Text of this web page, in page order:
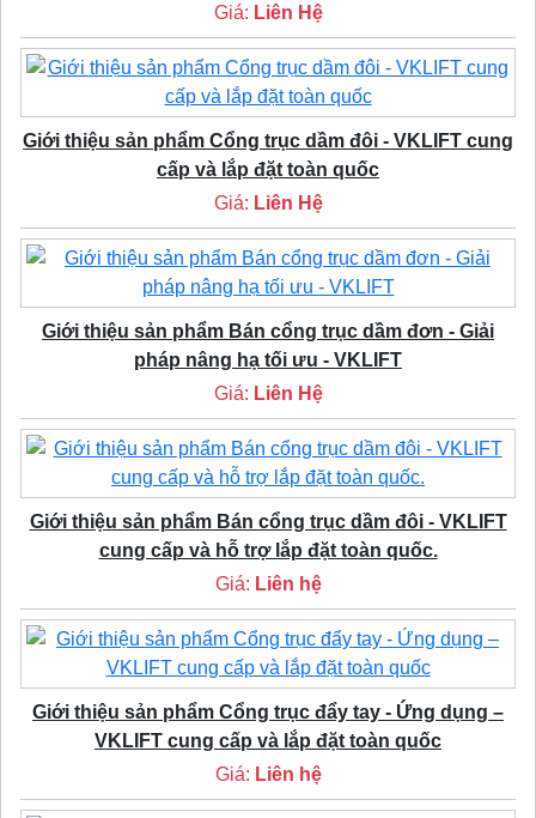
Giá: Liên Hệ
Giới thiệu sản phẩm Cổng trục dầm đôi - VKLIFT cung
cấp và lắp đặt toàn quốc
Giá: Liên Hệ
Giới thiệu sản phẩm Bán cổng trục dầm đơn - Giải
pháp nâng hạ tối ưu - VKLIFT
Giá: Liên Hệ
Giới thiệu sản phẩm Bán cổng trục dầm đôi - VKLIFT
cung cấp và hỗ trợ lắp đặt toàn quốc.
Giá: Liên hệ
Giới thiệu sản phẩm Cổng trục đẩy tay - Ứng dụng –
VKLIFT cung cấp và lắp đặt toàn quốc
Giá: Liên hệ